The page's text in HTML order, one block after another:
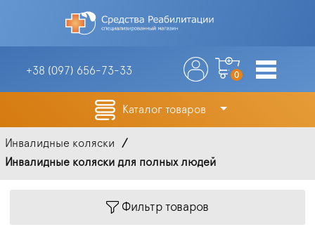
+38 (097) 656-73-33 0
Каталог товаров
Инвалидные коляски
Инвалидные коляски для полных людей
Фильтр товаров